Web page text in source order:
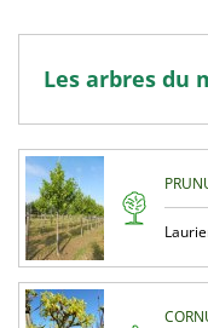
Les arbres du